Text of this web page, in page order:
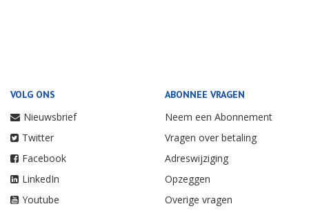
VOLG ONS
Nieuwsbrief
Twitter
Facebook
LinkedIn
Youtube
ABONNEE VRAGEN
Neem een Abonnement
Vragen over betaling
Adreswijziging
Opzeggen
Overige vragen